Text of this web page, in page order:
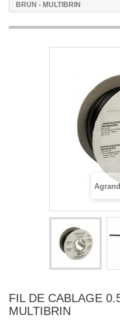
BRUN - MULTIBRIN
FIL DE CABLAGE
MULTIBRIN